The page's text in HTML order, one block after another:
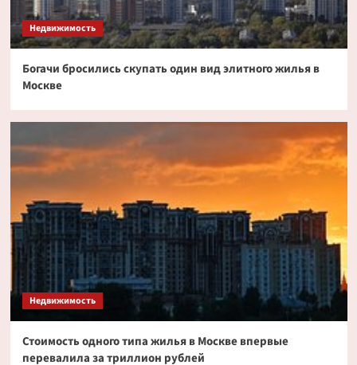
3
токенизированных акциях
Криптовалюта
Криптовалюта
Эксперт PlanB допустил снижение биткоина
до $52 000
Недвижимость
Богачи бросились скупать один вид элитного жилья в
Москве
Недвижимость
Стоимость одного типа жилья в Москве впервые
перевалила за триллион рублей